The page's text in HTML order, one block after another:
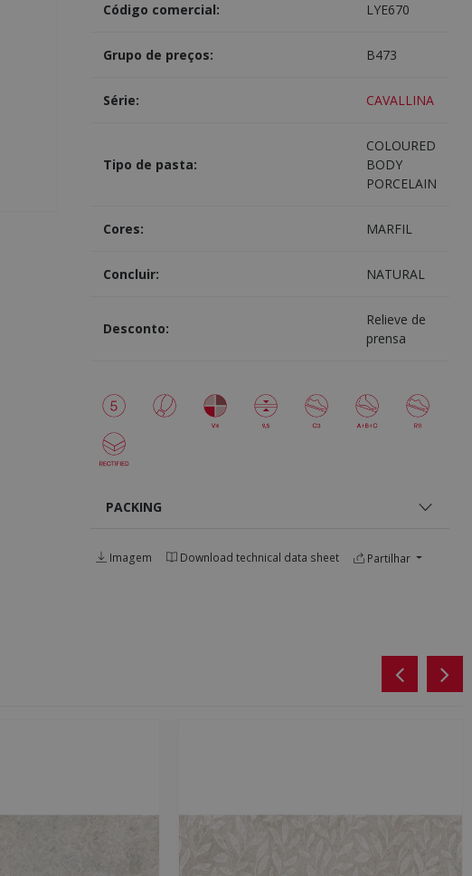
Código comercial: LYE670
Grupo de preços: B473
Série: CAVALLINA
Tipo de pasta:
COLOURED
BODY
PORCELAIN
Cores: MARFIL
Concluir: NATURAL
Desconto:
Relieve de
prensa
PACKING
Imagem Download technical data sheet Partilhar